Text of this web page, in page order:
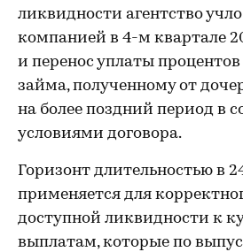
ликвидности агентство
компанией в 4-м квартале
и перенос уплаты процентов
займа, полученному от
на более поздний период в
условиями договора.
Горизонт длительностью в
применяется для
доступной ликвидности к
выплатам, которые по